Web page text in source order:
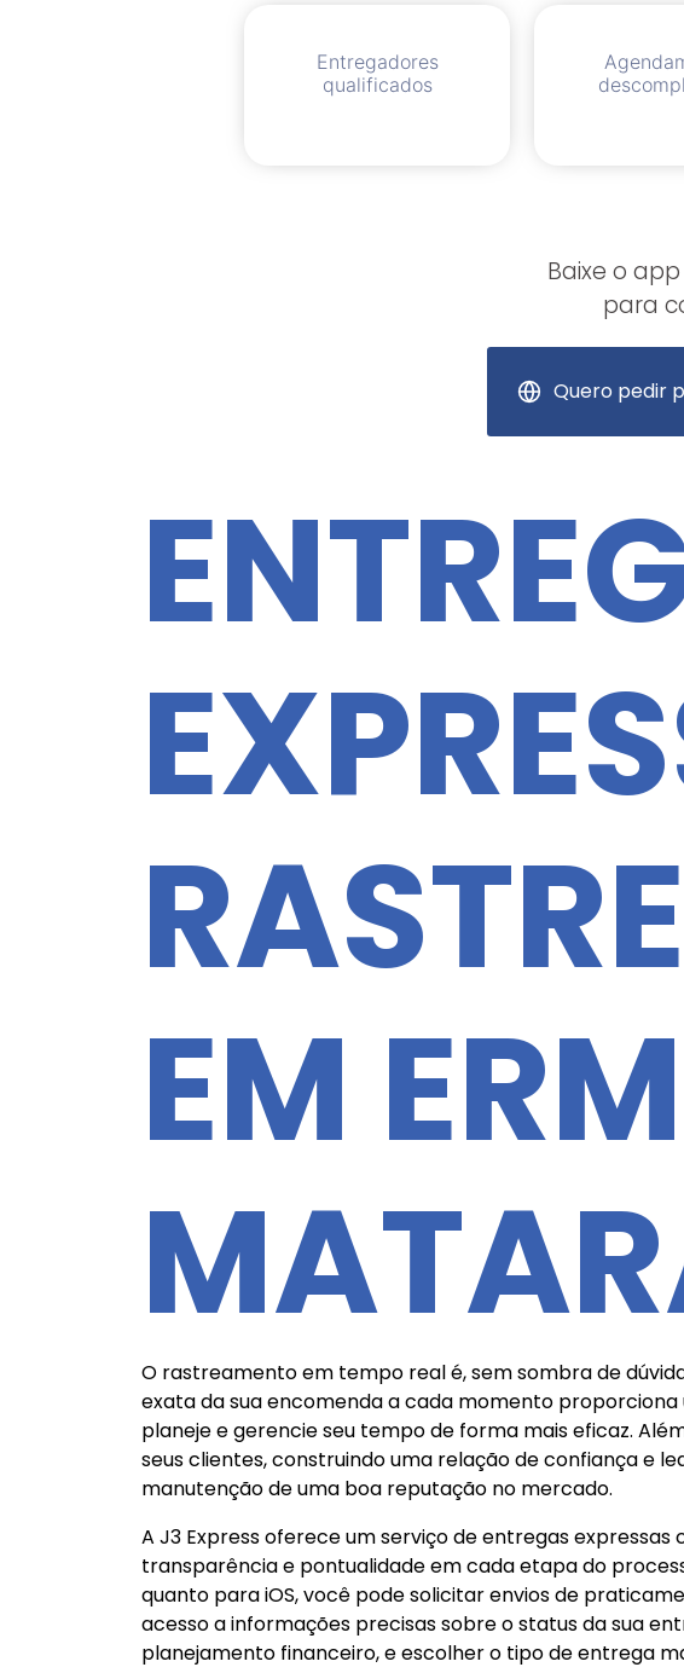
Entregadores
qualificados
Baixe o
para
Quero pedir
EM
O rastreamento em tempo real é, sem sombra de
exata da sua encomenda a cada momento
planeje e gerencie seu tempo de forma mais eficaz.
seus clientes, construindo uma relação de confiança e
manutenção de uma boa reputação no mercado.
A J3 Express oferece um serviço de entregas
transparência e pontualidade em cada etapa do
quanto para iOS, você pode solicitar envios de
acesso a informações precisas sobre o status da sua
planejamento financeiro, e escolher o tipo de entrega